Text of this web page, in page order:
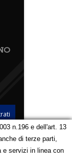
n.196 e dell'art. 13
di terze parti,
e servizi in linea con